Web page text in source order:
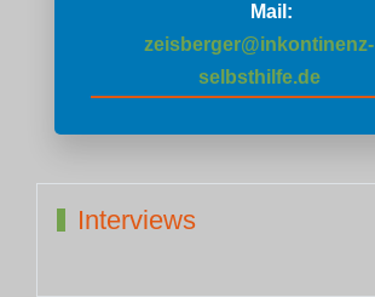
Mail:
zeisberger@inkontinenz-
selbsthilfe.de
Interviews